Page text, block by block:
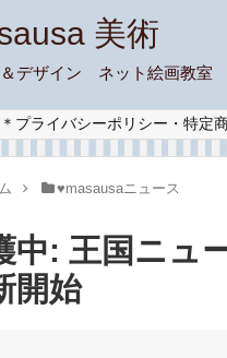
美術
＆デザイン ネット絵画教室
＊プライバシーポリシー・特定
♥︎masausaニュース
中: 王国ニュ
開始